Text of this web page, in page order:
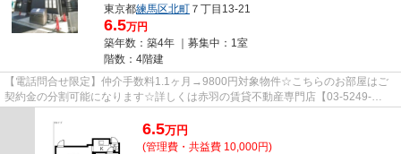
東京都練馬区北町 ７丁目13-21
6.5万円
築年数：築4年 ｜募集中： 1室
階数：4階建
【電話問合せ限定】仲介手数料1.1ヶ月→9800円対象物件☆こちらのお部屋はご
契約金の分割可能になります☆詳しくは赤羽の賃貸不動産専門店【03-5249-
4177】VISION赤羽店までご連絡下さい！！
6.5万円
(管理費・共益費 10,000円)